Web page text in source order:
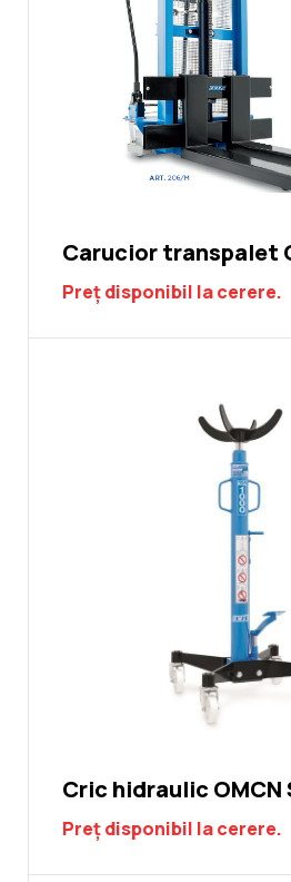
Carucior transpalet
Preț disponibil la cerere.
Cric hidraulic OMCN
Preț disponibil la cerere.